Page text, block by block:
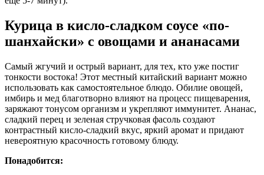
Курица в кисло-сладком соусе «по-
шанхайски» с овощами и ананасами
Самый жгучий и острый вариант, для тех, кто уже постиг
тонкости востока! Этот местный китайский вариант можно
использовать как самостоятельное блюдо. Обилие овощей,
имбирь и мед благотворно влияют на процесс пищеварения,
заряжают тонусом организм и укрепляют иммунитет. Ананас,
сладкий перец и зеленая стручковая фасоль создают
контрастный кисло-сладкий вкус, яркий аромат и придают
невероятную красочность готовому блюду.
Понадобится: